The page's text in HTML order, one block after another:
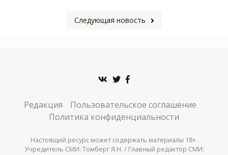
Следующая новость
Редакция
Пользовательское соглашение
Политика конфиденциальности
Настоящий ресурс может содержать материалы 18+.
Учредитель СМИ: Томберг Я.Н. / Главный редактор СМИ: